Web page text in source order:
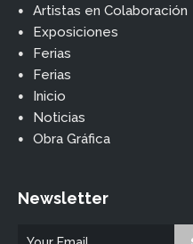
Artistas en Colaboración
Exposiciones
Ferias
Ferias
Inicio
Noticias
Obra Gráfica
Newsletter